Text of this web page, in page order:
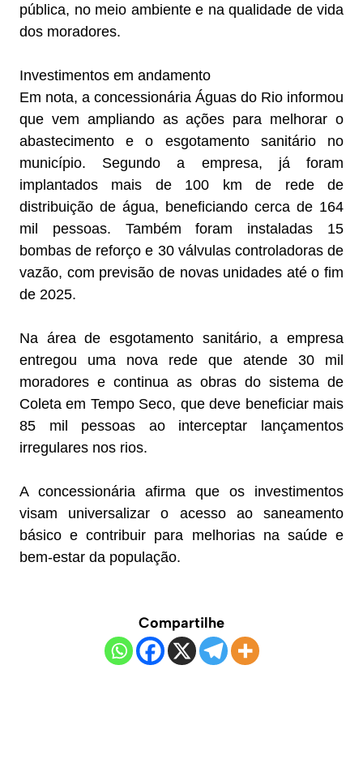
pública, no meio ambiente e na qualidade de vida
dos moradores.
Investimentos em andamento
Em nota, a concessionária Águas do Rio informou
que vem ampliando as ações para melhorar o
abastecimento e o esgotamento sanitário no
município. Segundo a empresa, já foram
implantados mais de 100 km de rede de
distribuição de água, beneficiando cerca de 164
mil pessoas. Também foram instaladas 15
bombas de reforço e 30 válvulas controladoras de
vazão, com previsão de novas unidades até o fim
de 2025.
Na área de esgotamento sanitário, a empresa
entregou uma nova rede que atende 30 mil
moradores e continua as obras do sistema de
Coleta em Tempo Seco, que deve beneficiar mais
85 mil pessoas ao interceptar lançamentos
irregulares nos rios.
A concessionária afirma que os investimentos
visam universalizar o acesso ao saneamento
básico e contribuir para melhorias na saúde e
bem-estar da população.
Compartilhe